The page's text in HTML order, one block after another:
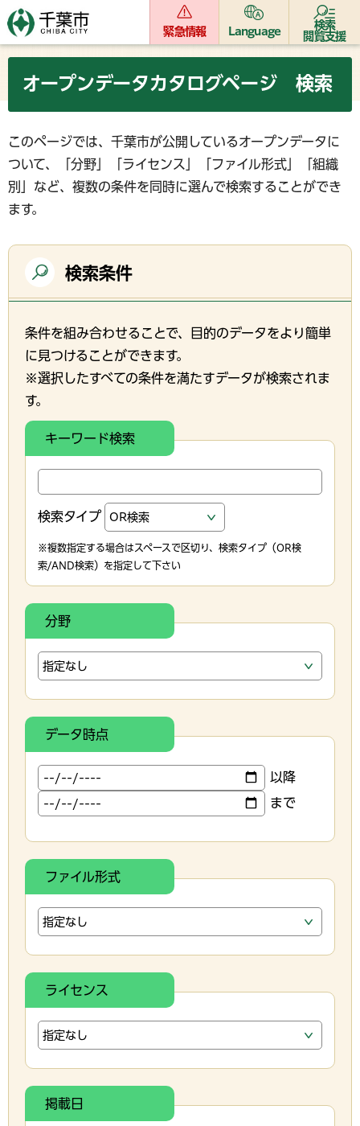
緊急情報 Language
検索
閲覧支援
オープンデータカタログページ 検索
このページでは、千葉市が公開しているオープンデータに
ついて、「分野」「ライセンス」「ファイル形式」「組織
別」など、複数の条件を同時に選んで検索することができ
ます。
検索条件
条件を組み合わせることで、目的のデータをより簡単
に見つけることができます。
※選択したすべての条件を満たすデータが検索されま
す。
キーワード検索
検索タイプ
※複数指定する場合はスペースで区切り、検索タイプ（OR検
索/AND検索）を指定して下さい
分野
データ時点
以降
まで
ファイル形式
ライセンス
掲載日